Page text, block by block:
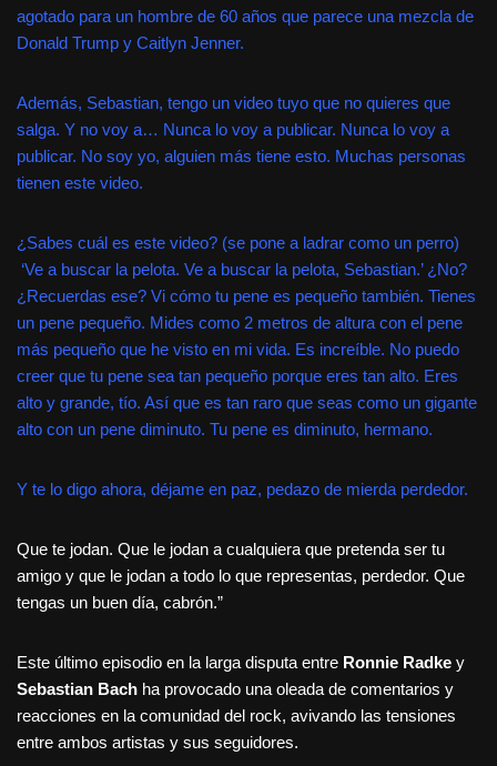
agotado para un hombre de 60 años que parece una mezcla de
Donald Trump y Caitlyn Jenner.
Además, Sebastian, tengo un video tuyo que no quieres que
salga. Y no voy a… Nunca lo voy a publicar. Nunca lo voy a
publicar. No soy yo, alguien más tiene esto. Muchas personas
tienen este video.
¿Sabes cuál es este video? (se pone a ladrar como un perro)
‘Ve a buscar la pelota. Ve a buscar la pelota, Sebastian.’ ¿No?
¿Recuerdas ese? Vi cómo tu pene es pequeño también. Tienes
un pene pequeño. Mides como 2 metros de altura con el pene
más pequeño que he visto en mi vida. Es increíble. No puedo
creer que tu pene sea tan pequeño porque eres tan alto. Eres
alto y grande, tío. Así que es tan raro que seas como un gigante
alto con un pene diminuto. Tu pene es diminuto, hermano.
Y te lo digo ahora, déjame en paz, pedazo de mierda perdedor.
Que te jodan. Que le jodan a cualquiera que pretenda ser tu
amigo y que le jodan a todo lo que representas, perdedor. Que
tengas un buen día, cabrón.”
Este último episodio en la larga disputa entre Ronnie Radke y
Sebastian Bach ha provocado una oleada de comentarios y
reacciones en la comunidad del rock, avivando las tensiones
entre ambos artistas y sus seguidores.